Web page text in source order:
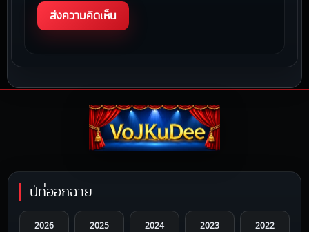
ปีที่ออกฉาย
2026 2025 2024 2023 2022